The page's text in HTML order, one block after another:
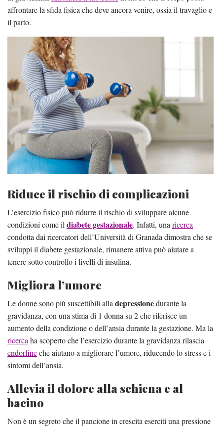
affrontare la sfida fisica che deve ancora venire, ossia il travaglio e
il parto.
Riduce il rischio di complicazioni
L’esercizio fisico può ridurre il rischio di sviluppare alcune
condizioni come ildiabete gestazionale. Infatti, unaricerca
condotta dai ricercatori dell’Università di Granada dimostra che se
sviluppi il diabete gestazionale, rimanere attiva può aiutare a
tenere sotto controllo i livelli di insulina.
Migliora l’umore
Le donne sono più suscettibili alladepressionedurante la
gravidanza, con una stima di 1 donna su 2 che riferisce un
aumento della condizione o dell’ansia durante la gestazione. Ma la
ricercaha scoperto che l’esercizio durante la gravidanza rilascia
endorfineche aiutano a migliorare l’umore, riducendo lo stress e i
sintomi dell’ansia.
Allevia il dolore alla schiena e al
bacino
Non è un segreto che il pancione in crescita eserciti una pressione